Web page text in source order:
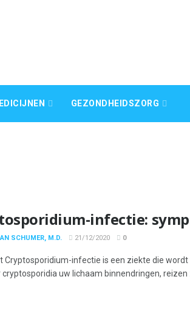
GEZONDHEIDSZORG
infectie:
SCHUMER, M.D. 21/12/2020 0
Cryptosporidium-infectie is een ziekte die
cryptosporidia uw lichaam binnendringen, reizen